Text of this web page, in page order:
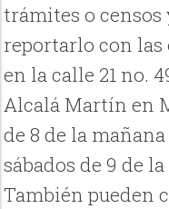
trámites o censos
reportarlo con las
en la calle 21 no.
Alcalá Martín en
de 8 de la
sábados de 9 de
También pueden